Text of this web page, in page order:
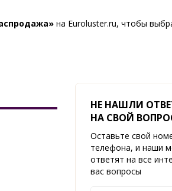
на Euroluster.ru, чтобы
НЕ НАШЛИ
НА СВОЙ
Оставьте свой
телефона, и наши
ответят на все
вас вопросы